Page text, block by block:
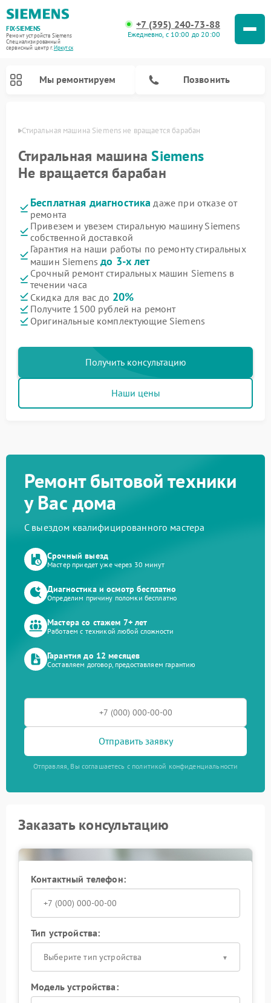
FIX-SIEMENS
Ремонт устройств Siemens
Специализированный
cервисный центр г.Иркутск
+7 (395) 240-73-88
Ежедневно, с 10:00 до 20:00
Мы ремонтируем Позвонить
Стиральная машина Siemens не вращается барабан
Стиральная машинаSiemens
Не вращается барабан
Бесплатная диагностика даже при отказе от
ремонта
Привезем и увезем стиральную машину Siemens
собственной доставкой
Гарантия на наши работы по ремонту стиральных
машин Siemensдо 3-х лет
Срочный ремонт стиральных машин Siemens в
течении часа
Скидка для вас до 20%
Получите 1500 рублей на ремонт
Оригинальные комплектующие Siemens
Получить консультацию
Наши цены
Ремонт бытовой техники
у Вас дома
С выездом квалифицированного мастера
Срочный выезд
Мастер приедет уже через 30 минут
Диагностика и осмотр бесплатно
Определим причину поломки бесплатно
Мастера со стажем 7+ лет
Работаем с техникой любой сложности
Гарантия до 12 месяцев
Составляем договор, предоставляем гарантию
Отправить заявку
Отправляя, Вы соглашаетесь с политикой конфиденциальности
Заказать консультацию
Контактный телефон:
Тип устройства:
Выберите тип устройства
Модель устройства: